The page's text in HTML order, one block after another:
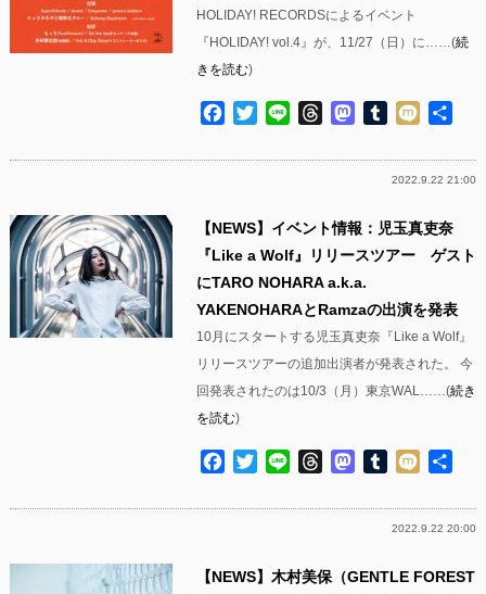
HOLIDAY! RECORDSによるイベント
『HOLIDAY! vol.4』が、11/27（日）に……(続
きを読む)
Facebook
TwitterLine ThreadsMastodon
Tumblr
Mixi
2022.9.22 21:00
【NEWS】イベント情報：児玉真吏奈
『Like a Wolf』リリースツアー ゲスト
にTARO NOHARA a.k.a.
YAKENOHARAとRamzaの出演を発表
10月にスタートする児玉真吏奈『Like a Wolf』
リリースツアーの追加出演者が発表された。 今
回発表されたのは10/3（月）東京WAL……(続き
を読む)
Facebook
TwitterLine ThreadsMastodon
Tumblr
Mixi
2022.9.22 20:00
【NEWS】木村美保（GENTLE FOREST